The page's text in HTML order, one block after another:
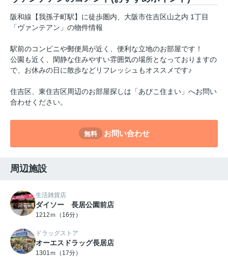
阪和線【我孫子町駅】に徒歩圏内、大阪市住吉区山之内 1丁目
「ヴァンテアン」の物件情報
駅前のコンビニや郵便局が近く、便利な立地のお部屋です！
公園も近く、閑静な住みやすい雰囲気の場所となっておりますの
で、お休みの日に散歩などリフレッシュもオススメです♪
住吉区、東住吉区周辺のお部屋探しは「あびこ住まい」へお問い
合わせください。
無料 お問い合わせ
周辺施設
生活雑貨店
ダイソー 長居公園前店
1212ｍ（16分）
ドラッグストア
オーエスドラッグ長居店
1301ｍ（17分）